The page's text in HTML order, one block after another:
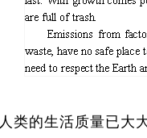
类的生活质量已大